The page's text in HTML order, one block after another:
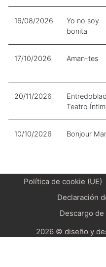
16/08/2026
Yo no soy
bonita
17/10/2026 Aman-tes
20/11/2026
Teatro
10/10/2026 Bonjour
Política de cookie (UE)
Declaración
Descargo
2026 © diseño y